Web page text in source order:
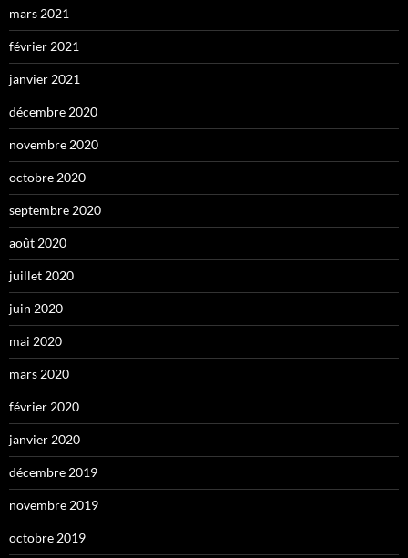
mars 2021
février 2021
janvier 2021
décembre 2020
novembre 2020
octobre 2020
septembre 2020
août 2020
juillet 2020
juin 2020
mai 2020
mars 2020
février 2020
janvier 2020
décembre 2019
novembre 2019
octobre 2019